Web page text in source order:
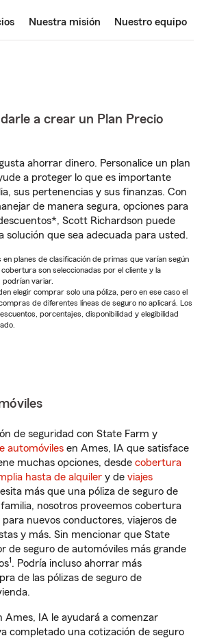
Nuestra misión Nuestro equipo
a crear un Plan Precio
ahorrar dinero. Personalice un plan
a proteger lo que es importante
sus pertenencias y sus finanzas. Con
de manera segura, opciones para
Scott Richardson puede
solución que sea adecuada para usted.
planes de clasificación de primas que varían según
son seleccionadas por el cliente y la
podrían variar.
elegir comprar solo una póliza, pero en ese caso el
de diferentes líneas de seguro no aplicará. Los
porcentajes, disponibilidad y elegibilidad
de seguridad con State Farm y
automóviles en Ames, IA que satisface
muchas opciones, desde cobertura
hasta de alquiler y de viajes
más que una póliza de seguro de
nosotros proveemos cobertura
nuevos conductores, viajeros de
y más. Sin mencionar que State
de seguro de automóviles más grande
1. Podría incluso ahorrar más
de las pólizas de seguro de
Ames, IA le ayudará a comenzar
completado una cotización de seguro